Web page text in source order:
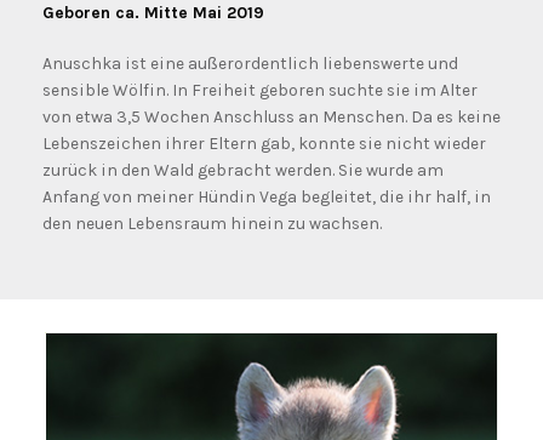
Geboren ca. Mitte Mai 2019
Anuschka ist eine außerordentlich liebenswerte und
sensible Wölfin. In Freiheit geboren suchte sie im Alter
von etwa 3,5 Wochen Anschluss an Menschen. Da es keine
Lebenszeichen ihrer Eltern gab, konnte sie nicht wieder
zurück in den Wald gebracht werden. Sie wurde am
Anfang von meiner Hündin Vega begleitet, die ihr half, in
den neuen Lebensraum hinein zu wachsen.